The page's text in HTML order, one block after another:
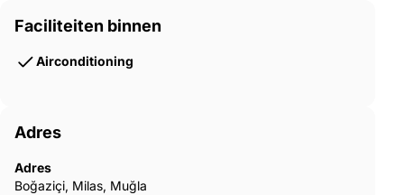
Faciliteiten binnen
Airconditioning
Adres
Adres
Boğaziçi, Milas, Muğla